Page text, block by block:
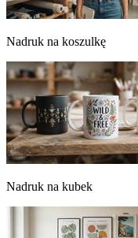
Nadruk na koszulkę
Nadruk na kubek